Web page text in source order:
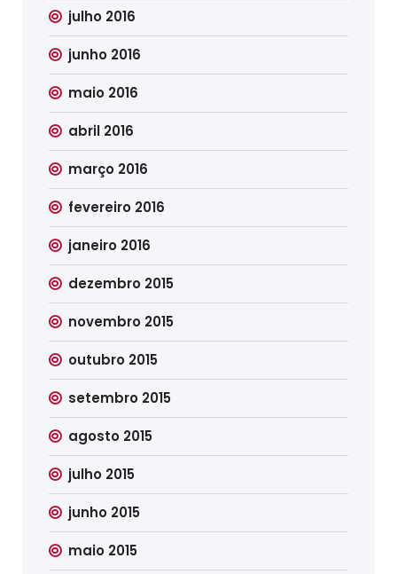
julho 2016
junho 2016
maio 2016
abril 2016
março 2016
fevereiro 2016
janeiro 2016
dezembro 2015
novembro 2015
outubro 2015
setembro 2015
agosto 2015
julho 2015
junho 2015
maio 2015